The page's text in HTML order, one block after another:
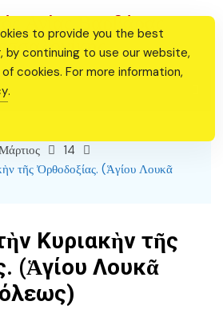
Αγίας Βαρβάρας
14
τῆς Ὀρθοδοξίας. (Ἁγίου Λουκᾶ
Κυριακὴν τῆς
(Ἁγίου Λουκᾶ
to provide you the best
by continuing to use our website,
cookies. For more information,
.